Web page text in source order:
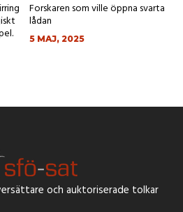
Forskaren som ville öppna svarta
lådan
5 MAJ, 2025
och auktoriserade tolkar